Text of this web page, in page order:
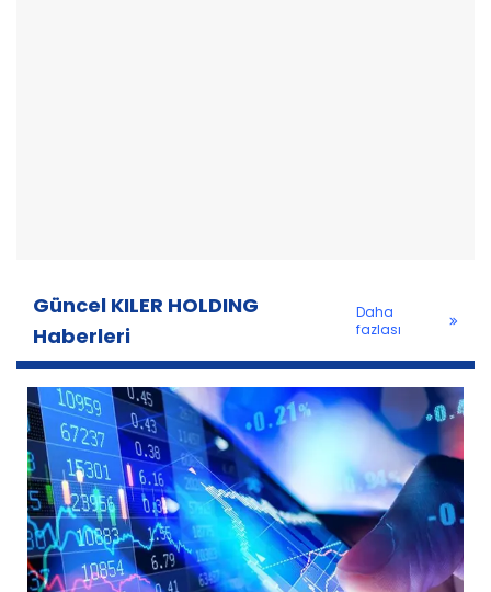
Güncel KILER HOLDING
Haberleri
Daha
fazlası